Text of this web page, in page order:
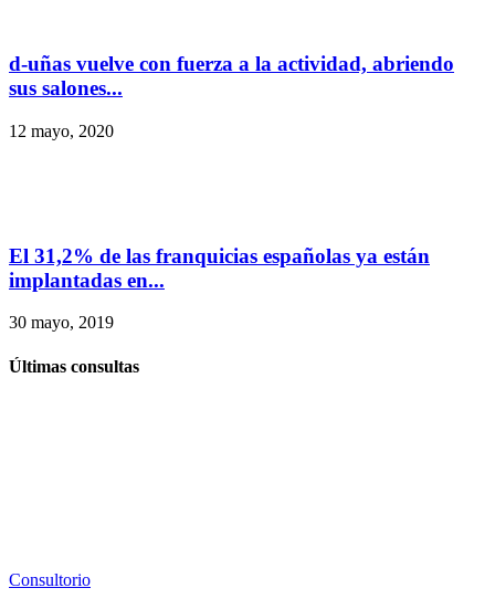
d-uñas vuelve con fuerza a la actividad, abriendo
sus salones...
12 mayo, 2020
El 31,2% de las franquicias españolas ya están
implantadas en...
30 mayo, 2019
Últimas consultas
Consultorio